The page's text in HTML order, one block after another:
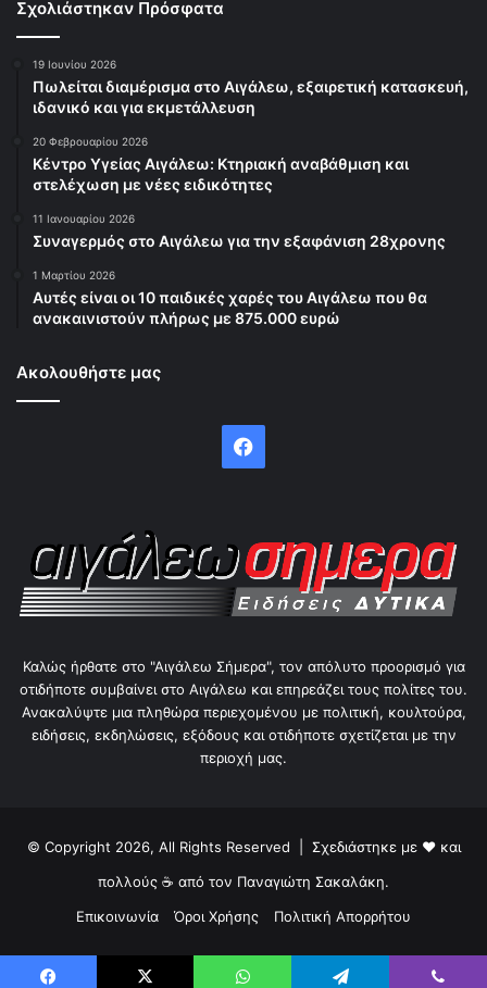
Σχολιάστηκαν Πρόσφατα
19 Ιουνίου 2026
Πωλείται διαμέρισμα στο Αιγάλεω, εξαιρετική κατασκευή,
ιδανικό και για εκμετάλλευση
20 Φεβρουαρίου 2026
Κέντρο Υγείας Αιγάλεω: Κτηριακή αναβάθμιση και
στελέχωση με νέες ειδικότητες
11 Ιανουαρίου 2026
Συναγερμός στο Αιγάλεω για την εξαφάνιση 28χρονης
1 Μαρτίου 2026
Αυτές είναι οι 10 παιδικές χαρές του Αιγάλεω που θα
ανακαινιστούν πλήρως με 875.000 ευρώ
Ακολουθήστε μας
Facebook
Καλώς ήρθατε στο "Αιγάλεω Σήμερα", τον απόλυτο προορισμό για
οτιδήποτε συμβαίνει στο Αιγάλεω και επηρεάζει τους πολίτες του.
Ανακαλύψτε μια πληθώρα περιεχομένου με πολιτική, κουλτούρα,
ειδήσεις, εκδηλώσεις, εξόδους και οτιδήποτε σχετίζεται με την
περιοχή μας.
© Copyright 2026, All Rights Reserved | Σχεδιάστηκε με ❤ και
πολλούς ☕ από τον Παναγιώτη Σακαλάκη.
Επικοινωνία
Όροι Χρήσης Πολιτική Απορρήτου